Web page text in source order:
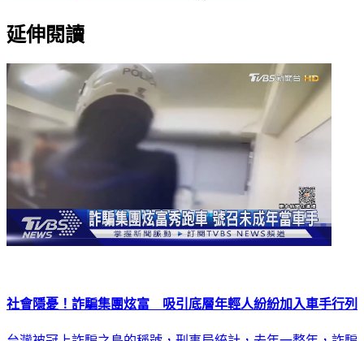
延伸閱讀
社會隱憂！詐騙集團炫富 吸引底層年輕人紛紛加入車手行列